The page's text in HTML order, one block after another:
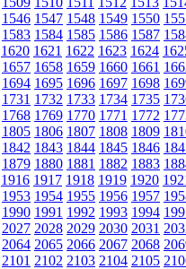
1546 1547 1548 1549 1550
1583 1584 1585 1586 1587
1620 1621 1622 1623 1624
1657 1658 1659 1660 1661
1694 1695 1696 1697 1698
1731 1732 1733 1734 1735
1768 1769 1770 1771 1772
1805 1806 1807 1808 1809
1842 1843 1844 1845 1846
1879 1880 1881 1882 1883
1916 1917 1918 1919 1920
1953 1954 1955 1956 1957
1990 1991 1992 1993 1994
2027 2028 2029 2030 2031
2064 2065 2066 2067 2068
2101 2102 2103 2104 2105